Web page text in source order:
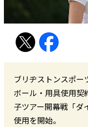
ブリヂストンスポー
ボール・用具使用
子ツアー開幕戦「ダ
使用を開始。